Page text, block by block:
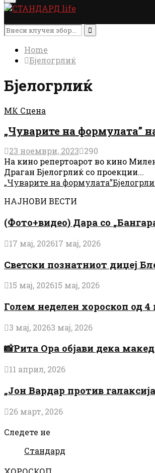
Menu
Search
for:
Search
Home
Бјелогрлиќ
Бјелогрлиќ
МК Сцена
„Чуварите на формулата”
23 ноември, 2023 290
На кино репертоарот во кино
Драган Бјелогрлиќ со проекции...
„Чуварите на формулата”
НАЈНОВИ ВЕСТИ
(Фото+видео) Дара со
17 мај, 202617 мај, 2026
Светски познатниот диџеј
15 мај, 202615 мај, 2026
Голем неделен хороскоп од
3 мај, 20263 мај, 2026
📸Рита Ора објави дека
11 април, 2026
„Јон Вардар против
26 март, 2026
Следете не
Стандард